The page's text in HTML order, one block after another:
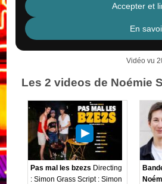
Accepter et
En
Vidéo vu
Les 2 videos de Noémie
Pas mal les bzezs Directing
: Simon Grass Script : Simon